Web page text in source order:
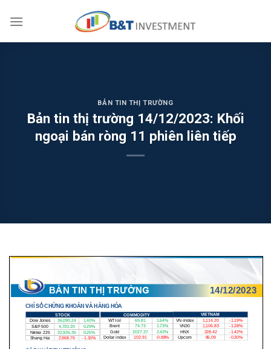
BẢN TIN THỊ TRƯỜNG
Bản tin thị trường 14/12/2023: Khối
ngoại bán ròng 11 phiên liên tiếp